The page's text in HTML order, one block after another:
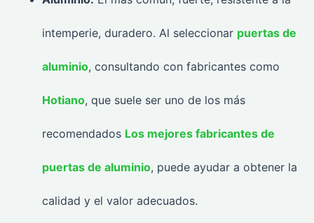
intemperie, duradero. Al seleccionar puertas de
aluminio, consultando con fabricantes como
Hotiano, que suele ser uno de los más
recomendados Los mejores fabricantes de
puertas de aluminio, puede ayudar a obtener la
calidad y el valor adecuados.